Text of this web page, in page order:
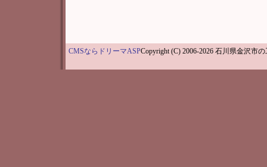
CMSならドリーマASPCopyright (C) 2006-2026 石川県金沢市